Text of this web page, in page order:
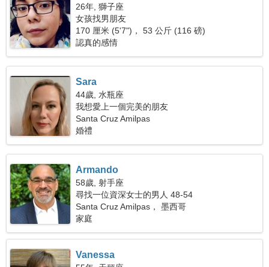
26年, 獅子座
女孩找男朋友
170 厘米 (5'7")， 53 公斤 (116 磅)
認真的感情
Sara
44歲, 水瓶座
我想愛上一個完美的朋友
Santa Cruz Amilpas
婚禮
Armando
58歲, 射手座
尋找一位資深女士的男人 48-54
Santa Cruz Amilpas， 墨西哥
家庭
Vanessa